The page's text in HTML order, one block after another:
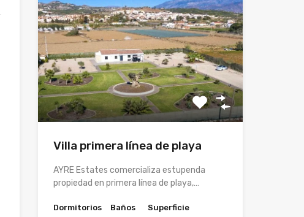
Villa primera línea de playa
AYRE Estates comercializa estupenda
propiedad en primera línea de playa,…
Dormitorios
Baños
Superficie